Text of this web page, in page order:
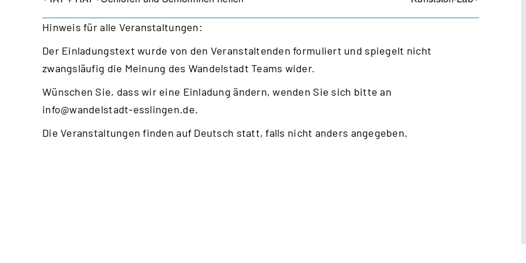
Hinweis für alle Veranstaltungen:
Der Einladungstext wurde von den Veranstaltenden formuliert und spiegelt nicht
zwangsläufig die Meinung des Wandelstadt Teams wider.
Wünschen Sie, dass wir eine Einladung ändern, wenden Sie sich bitte an
info@wandelstadt-esslingen.de.
Die Veranstaltungen finden auf Deutsch statt, falls nicht anders angegeben.